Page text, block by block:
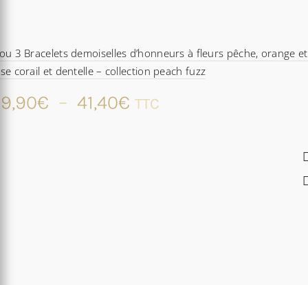
3 Bracelets demoiselles d’honneurs à fleurs pêche, orange et
corail et dentelle – collection peach fuzz
€ – 41,40€ Plage
TTC